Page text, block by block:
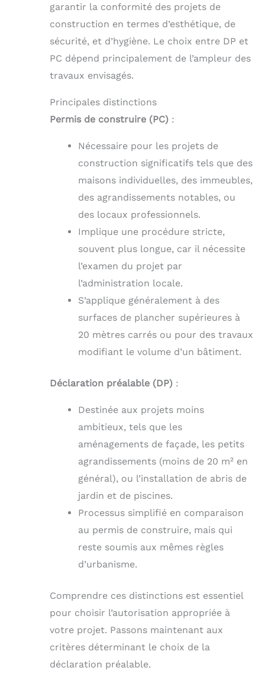
garantir la conformité des projets de
construction en termes d’esthétique, de
sécurité, et d’hygiène. Le choix entre DP et
PC dépend principalement de l’ampleur des
travaux envisagés.
Principales distinctions
Permis de construire (PC) :
Nécessaire pour les projets de
construction significatifs tels que des
maisons individuelles, des immeubles,
des agrandissements notables, ou
des locaux professionnels.
Implique une procédure stricte,
souvent plus longue, car il nécessite
l’examen du projet par
l’administration locale.
S’applique généralement à des
surfaces de plancher supérieures à
20 mètres carrés ou pour des travaux
modifiant le volume d’un bâtiment.
Déclaration préalable (DP) :
Destinée aux projets moins
ambitieux, tels que les
aménagements de façade, les petits
agrandissements (moins de 20 m² en
général), ou l’installation de abris de
jardin et de piscines.
Processus simplifié en comparaison
au permis de construire, mais qui
reste soumis aux mêmes règles
d’urbanisme.
Comprendre ces distinctions est essentiel
pour choisir l’autorisation appropriée à
votre projet. Passons maintenant aux
critères déterminant le choix de la
déclaration préalable.